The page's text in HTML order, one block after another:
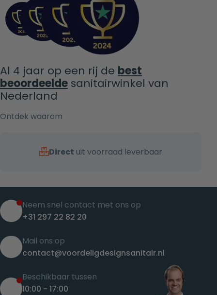
Al 4 jaar op een rij de best
beoordeelde sanitairwinkel van
Nederland
Ontdek waarom
Direct uit voorraad leverbaar
Neem snel contact met ons op
+31 297 22 82 20
Mail ons op
contact@voordeligdesignsanitair.nl
Beschikbaar tussen
10:00 - 17:00